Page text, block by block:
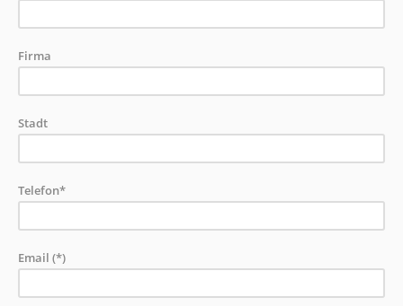
Firma
Stadt
Telefon*
Email (*)